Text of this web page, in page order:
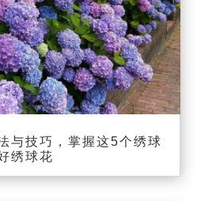
与技巧，掌握这5个绣球
绣球花